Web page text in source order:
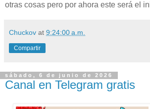
otras cosas pero por ahora este será el
Chuckov at 9:24:00 a.m.
Compartir
sábado, 6 de junio de 2026
Canal en Telegram gratis